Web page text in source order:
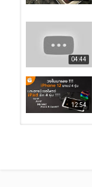
ipad air 4 pubg,
ipad air 4 pubg
ipad air 4 release
ipad air 4 unboxing,
ipad air 4 leaks,
ipad air 4 pubg test,
04:44
12:54